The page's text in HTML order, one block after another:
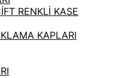
RENKLİ KASE
KAPLARI